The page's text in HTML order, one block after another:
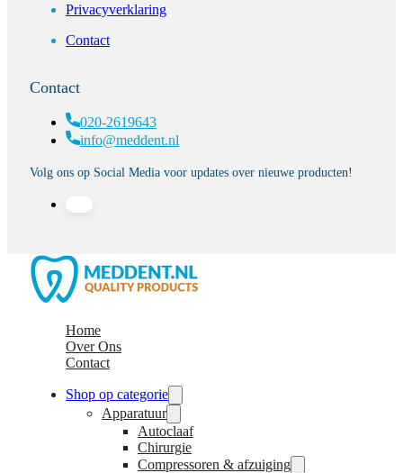
Privacyverklaring
Contact
Contact
020-2619643
info@meddent.nl
Volg ons op Social Media voor updates over nieuwe producten!
Home
Over Ons
Contact
Shop op categorie
Apparatuur
Autoclaaf
Chirurgie
Compressoren & afzuiging